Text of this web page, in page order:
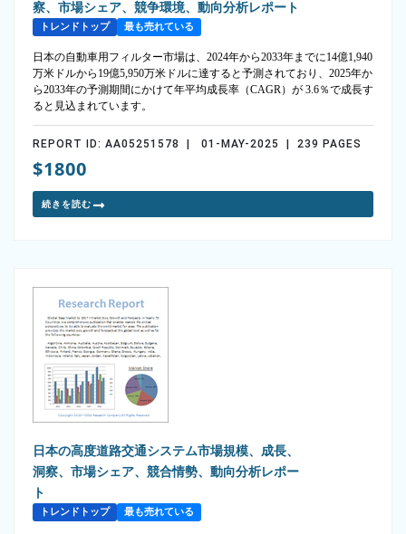
察、市場シェア、競争環境、動向分析レポート
トレンドトップ 最も売れている
日本の自動車用フィルター市場は、2024年から2033年までに14億1,940
万米ドルから19億5,950万米ドルに達すると予測されており、2025年か
ら2033年の予測期間にかけて年平均成長率（CAGR）が 3.6％で成長す
ると見込まれています。
REPORT ID: AA05251578 | 01-MAY-2025 | 239 PAGES
$1800
続きを読む
日本の高度道路交通システム市場規模、成長、
洞察、市場シェア、競合情勢、動向分析レポー
ト
トレンドトップ 最も売れている